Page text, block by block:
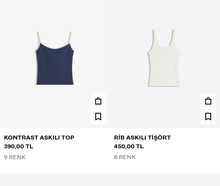
KONTRAST ASKILI TOP
390,00 TL
9 RENK
RIB ASKILI TIŞÖRT
450,00 TL
6 RENK